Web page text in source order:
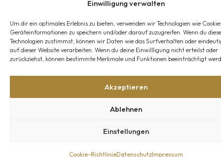
Einwilligung verwalten
Um dir ein optimales Erlebnis zu bieten, verwenden wir Technologien wie
Geräteinformationen zu speichern und/oder darauf zuzugreifen. Wenn du
Technologien zustimmst, können wir Daten wie das Surfverhalten oder
auf dieser Website verarbeiten. Wenn du deine Einwillligung nicht erteilst oder
zurückziehst, können bestimmte Merkmale und Funktionen beeinträchtigt
Akzeptieren
Ablehnen
Einstellungen
Cookie-RichtlinieDatenschutzImpressum